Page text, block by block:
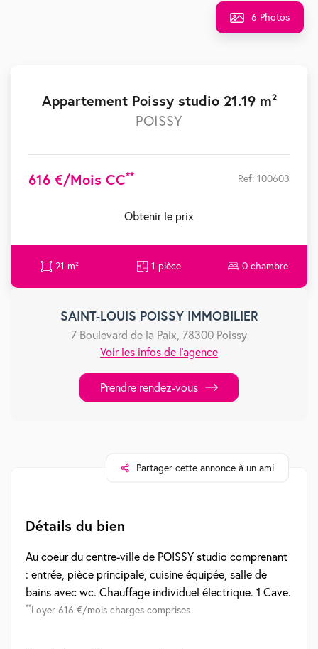
Appartement Poissy studio 21.19 m²
POISSY
616 €/mois CC** Ref: 100603
Obtenir le prix
21 m² 1 pièce 0 chambre
SAINT-LOUIS POISSY IMMOBILIER
7 Boulevard de la Paix, 78300 Poissy
Voir les infos de l'agence
Prendre rendez-vous
6 Photos
Partager cette annonce à un ami
Détails du bien
Au coeur du centre-ville de POISSY studio comprenant
: entrée, pièce principale, cuisine équipée, salle de
bains avec wc. Chauffage individuel électrique. 1 Cave.
**Loyer 616 €/mois charges comprises